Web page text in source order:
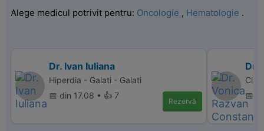
Alege medicul potrivit pentru: Oncologie , Hematologie .
Dr. Ivan Iuliana
Hiperdia - Galati - Galati
📅 din 17.08 • 👍 7
Rezervă
Dr.
📅